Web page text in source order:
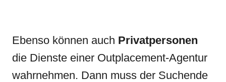
Ebenso können auch Privatpersonen
die Dienste einer Outplacement-Agentur
wahrnehmen. Dann muss der Suchende